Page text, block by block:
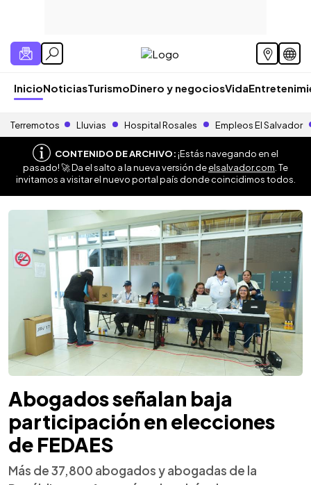
InicioNoticiasTurismoDinero y negociosVida
Terremotos Lluvias Hospital Rosales Empleos El Salvador
CONTENIDO DE ARCHIVO:¡Estás navegando en el
pasado! 🚀 Da el salto a la nueva versión deelsalvador.com . Te
invitamos a visitar el nuevo portal país donde coincidimos todos.
Abogados señalan baja
participación en elecciones
de FEDAES
Más de 37,800 abogados y abogadas de la